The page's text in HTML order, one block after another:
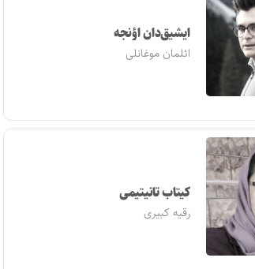
ایشیق‌دان اؤنجه
ائلمان موغانلی
کیتاب تانیتیمی
رقیه کبیری